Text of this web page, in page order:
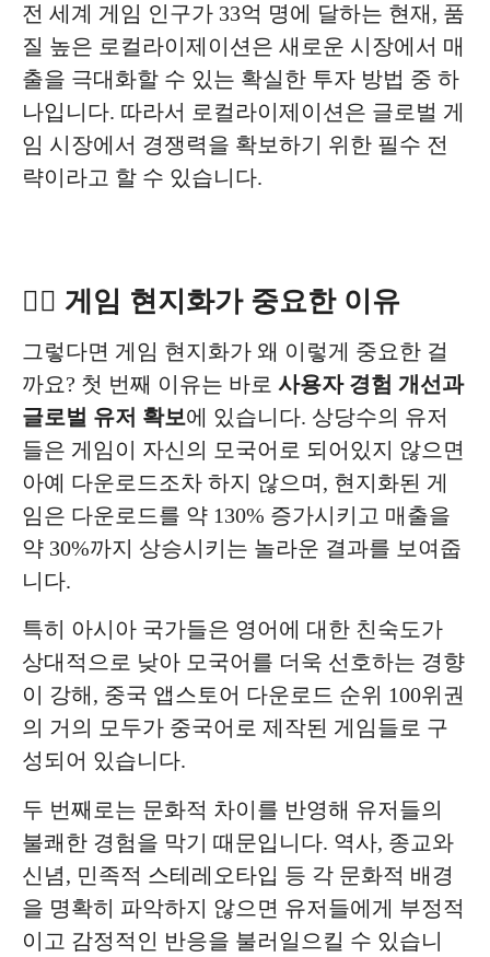
전 세계 게임 인구가 33억 명에 달하는 현재, 품
질 높은 로컬라이제이션은 새로운 시장에서 매
출을 극대화할 수 있는 확실한 투자 방법 중 하
나입니다. 따라서 로컬라이제이션은 글로벌 게
임 시장에서 경쟁력을 확보하기 위한 필수 전
략이라고 할 수 있습니다.
✍🏻 게임 현지화가 중요한 이유
그렇다면 게임 현지화가 왜 이렇게 중요한 걸
까요? 첫 번째 이유는 바로 사용자 경험 개선과
글로벌 유저 확보에 있습니다. 상당수의 유저
들은 게임이 자신의 모국어로 되어있지 않으면
아예 다운로드조차 하지 않으며, 현지화된 게
임은 다운로드를 약 130% 증가시키고 매출을
약 30%까지 상승시키는 놀라운 결과를 보여줍
니다.
특히 아시아 국가들은 영어에 대한 친숙도가
상대적으로 낮아 모국어를 더욱 선호하는 경향
이 강해, 중국 앱스토어 다운로드 순위 100위권
의 거의 모두가 중국어로 제작된 게임들로 구
성되어 있습니다.
두 번째로는 문화적 차이를 반영해 유저들의
불쾌한 경험을 막기 때문입니다. 역사, 종교와
신념, 민족적 스테레오타입 등 각 문화적 배경
을 명확히 파악하지 않으면 유저들에게 부정적
이고 감정적인 반응을 불러일으킬 수 있습니